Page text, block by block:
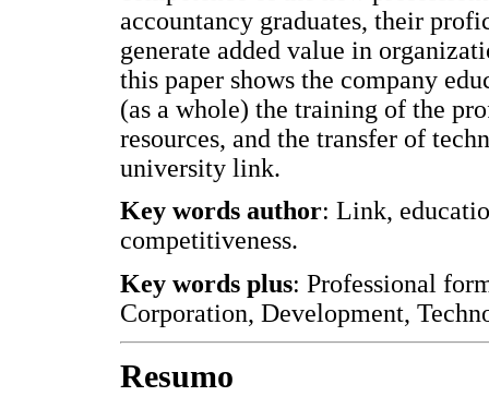
accountancy graduates, their
generate added value in
this paper shows the company
(as a whole) the training of the
resources, and the transfer of
university link.
Key words author: Link,
competitiveness.
Key words plus: Professional
Corporation, Development,
Resumo